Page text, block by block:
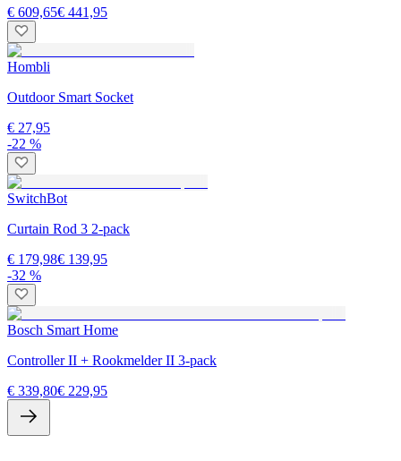
€ 609,65€ 441,95
Hombli
Outdoor Smart Socket
€ 27,95
-22 %
SwitchBot
Curtain Rod 3 2-pack
€ 179,98€ 139,95
-32 %
Bosch Smart Home
Controller II + Rookmelder II 3-pack
€ 339,80€ 229,95